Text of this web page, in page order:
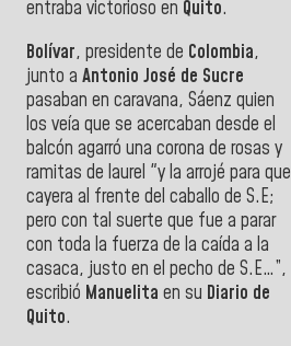
entraba victorioso en Quito.
Bolívar, presidente de Colombia,
junto a Antonio José de Sucre
pasaban en caravana, Sáenz quien
los veía que se acercaban desde el
balcón agarró una corona de rosas y
ramitas de laurel "y la arrojé para que
cayera al frente del caballo de S.E;
pero con tal suerte que fue a parar
con toda la fuerza de la caída a la
casaca, justo en el pecho de S.E…”,
escribió Manuelita en su Diario de
Quito.